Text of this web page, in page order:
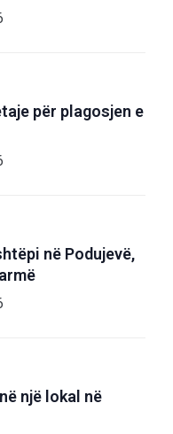
për plagosjen e
në Podujevë,
një lokal në